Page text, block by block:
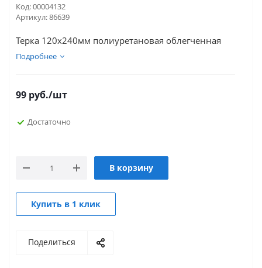
Код:00004132
Артикул:86639
Терка 120х240мм полиуретановая облегченная
Подробнее
99 руб./шт
Достаточно
В корзину
Купить в 1 клик
Поделиться